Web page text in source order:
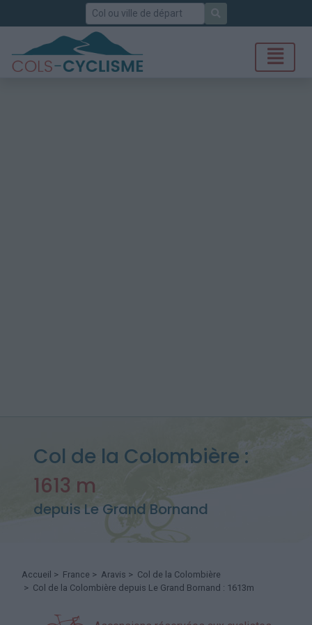
Rechercher
Col de la Colombière :
1613 m
depuis Le Grand Bornand
Accueil > France > Aravis > Col de la Colombière
> Col de la Colombière depuis Le Grand Bornand : 1613m